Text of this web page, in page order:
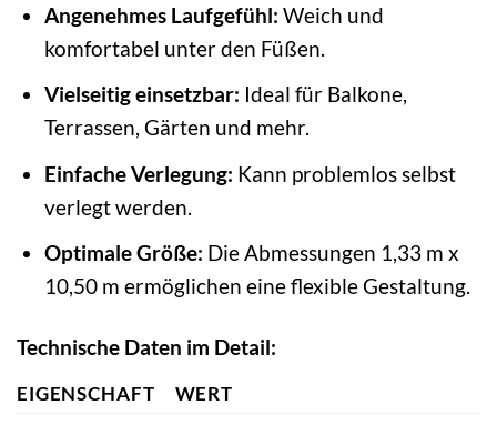
Angenehmes Laufgefühl: Weich und
komfortabel unter den Füßen.
Vielseitig einsetzbar: Ideal für Balkone,
Terrassen, Gärten und mehr.
Einfache Verlegung: Kann problemlos selbst
verlegt werden.
Optimale Größe: Die Abmessungen 1,33 m x
10,50 m ermöglichen eine flexible Gestaltung.
Technische Daten im Detail:
EIGENSCHAFT
WERT